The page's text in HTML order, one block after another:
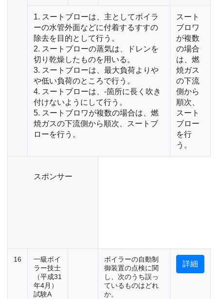
1. スートブローは、主としてボイラ
ーの水管外面などに付着するすすの
除去を目的として行う。
2. スートブローの蒸気は、ドレンを
切り乾燥したものを用いる。
3. スートブローは、最大負荷よりや
や低い負荷のところで行う。
4. スートブローは、-箇所に長く吹き
付けないようにして行う。
5. スートブロワが複数の場合は、燃
焼ガスの下流側から順次、スートブ
ローを行う。
スート
ブロワ
が複数
の場合
は、燃
焼ガス
の下流
側から
順次、
スート
ブロー
を行
う。
スポンサー
16
一級ボイ
ラー技士
（平成31
年4月）
試験A
ボイラーの自動制
御装置の点検に関
し、次のうち誤っ
ているものはどれ
か。
詳細